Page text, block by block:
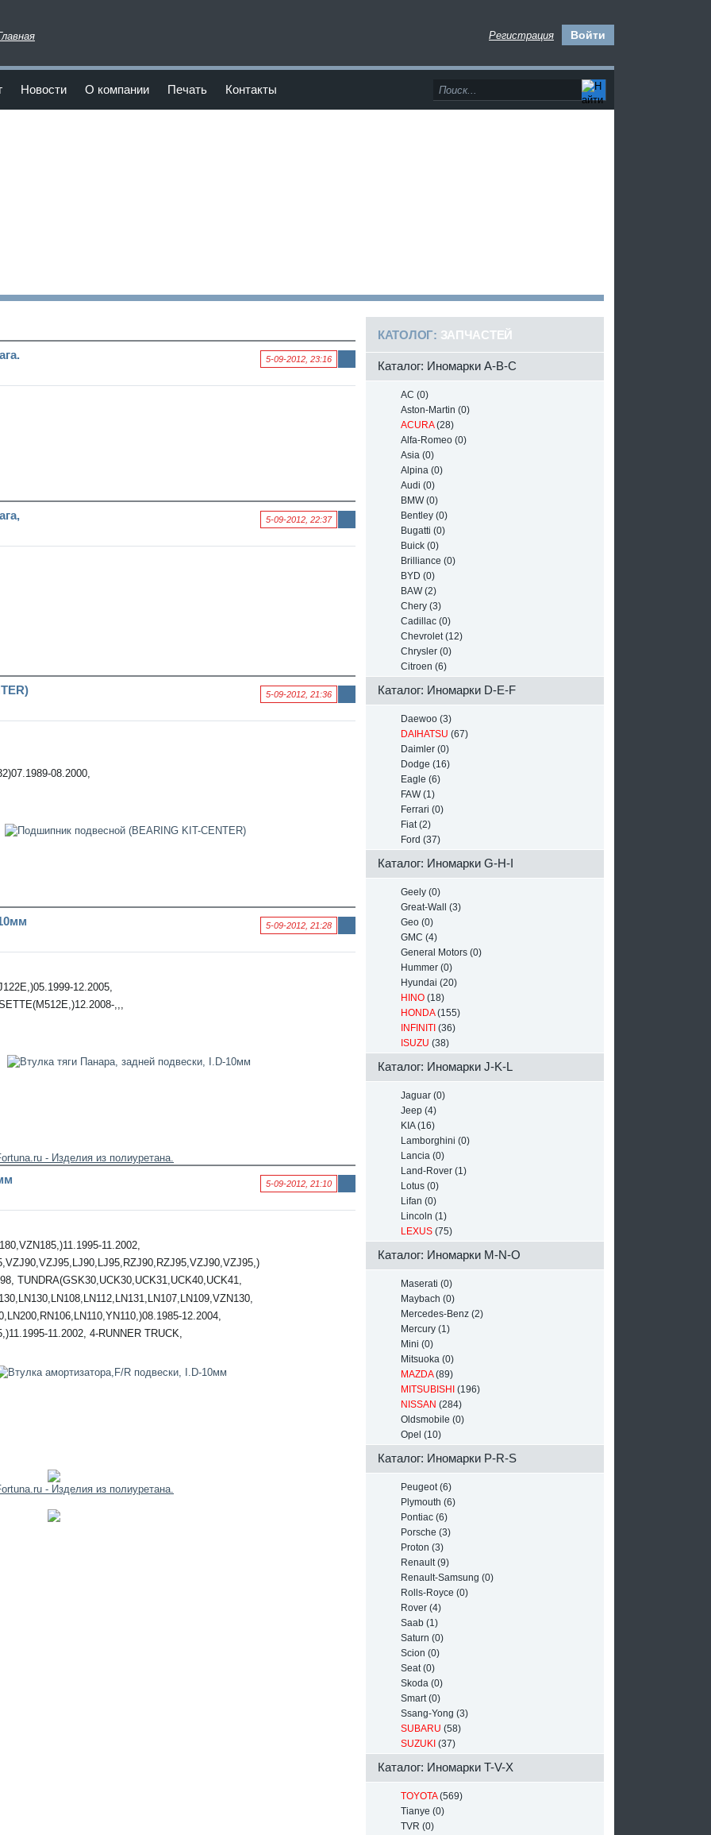
Регистрация Войти
Новости О компании Печать Контакты
фо
5-09-2012, 23:16
фо
5-09-2012, 22:37
фо
5-09-2012, 21:36
08.2000,
фо
5-09-2012, 21:28
12.2005,
,,,
фо
5-09-2012, 21:10
11.2002,
TUNDRA(GSK30,UCK30,UCK31,UCK40,UCK41,
12.2004,
11.2002, 4-RUNNER TRUCK,
КАТОЛОГ: ЗАПЧАСТЕЙ
Каталог: Иномарки A-B-C
AC (0)
Aston-Martin (0)
ACURA(28)
Alfa-Romeo (0)
Asia (0)
Alpina (0)
Audi (0)
BMW (0)
Bentley (0)
Bugatti (0)
Buick (0)
Brilliance (0)
BYD (0)
BAW (2)
Chery (3)
Cadillac (0)
Chevrolet (12)
Chrysler (0)
Citroen (6)
Каталог: Иномарки D-E-F
Daewoo (3)
DAIHATSU (67)
Daimler (0)
Dodge (16)
Eagle (6)
FAW (1)
Ferrari (0)
Fiat (2)
Ford (37)
Каталог: Иномарки G-H-I
Geely (0)
Great-Wall (3)
Geo (0)
GMC (4)
General Motors (0)
Hummer (0)
Hyundai (20)
HINO (18)
HONDA(155)
INFINITI (36)
ISUZU (38)
Каталог: Иномарки J-K-L
Jaguar (0)
Jeep (4)
KIA (16)
Lamborghini (0)
Lancia (0)
Land-Rover (1)
Lotus (0)
Lifan (0)
Lincoln (1)
LEXUS (75)
Каталог: Иномарки M-N-O
Maserati (0)
Maybach (0)
Mercedes-Benz (2)
Mercury (1)
Mini (0)
Mitsuoka (0)
MAZDA(89)
MITSUBISHI (196)
NISSAN (284)
Oldsmobile (0)
Opel (10)
Каталог: Иномарки P-R-S
Peugeot (6)
Plymouth (6)
Pontiac (6)
Porsche (3)
Proton (3)
Renault (9)
Renault-Samsung (0)
Rolls-Royce (0)
Rover (4)
Saab (1)
Saturn (0)
Scion (0)
Seat (0)
Skoda (0)
Smart (0)
Ssang-Yong (3)
SUBARU (58)
SUZUKI (37)
Каталог: Иномарки T-V-X
TOYOTA(569)
Tianye (0)
TVR (0)